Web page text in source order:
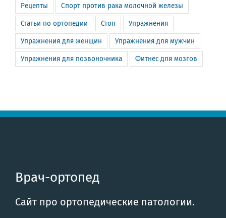
Рецепты Спорт против рака молочной железы
Статьи по ортопедии Стоп Упражнения
Упражнения для женщин Упражнения для мужчин
Упражнения для позвоночника Фитнес для мозгов
Врач-ортопед
Сайт про ортопедические патологии.